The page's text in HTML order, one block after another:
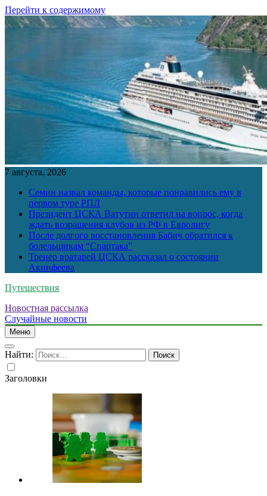
Перейти к содержимому
7 августа, 2026
Семин назвал команды, которые понравились ему в
первом туре РПЛ
Президент ЦСКА Ватутин ответил на вопрос, когда
ждать возращения клубов из РФ в Евролигу
После долгого восстановления Бабич обратился к
болельщикам “Спартака”
Тренер вратарей ЦСКА рассказал о состоянии
Акинфеева
Путешествия
Новостная рассылка
Случайные новости
Меню
Найти:
Заголовки